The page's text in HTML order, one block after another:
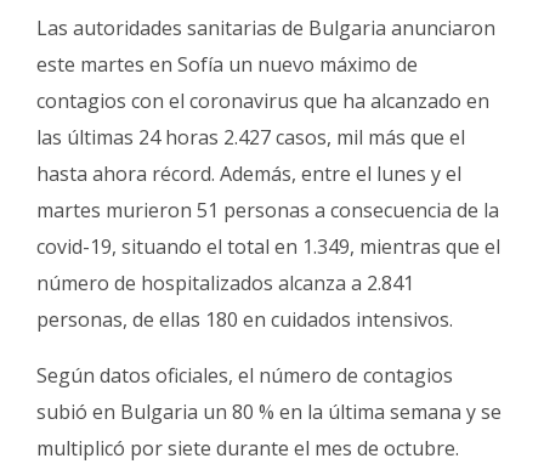
Las autoridades sanitarias de Bulgaria anunciaron
este martes en Sofía un nuevo máximo de
contagios con el coronavirus que ha alcanzado en
las últimas 24 horas 2.427 casos, mil más que el
hasta ahora récord. Además, entre el lunes y el
martes murieron 51 personas a consecuencia de la
covid-19, situando el total en 1.349, mientras que el
número de hospitalizados alcanza a 2.841
personas, de ellas 180 en cuidados intensivos.
Según datos oficiales, el número de contagios
subió en Bulgaria un 80 % en la última semana y se
multiplicó por siete durante el mes de octubre.